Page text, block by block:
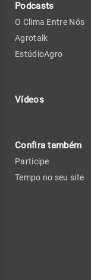
Podcasts
O Clima Entre Nós
Agrotalk
EstúdioAgro
Vídeos
Confira também
Participe
Tempo no seu site